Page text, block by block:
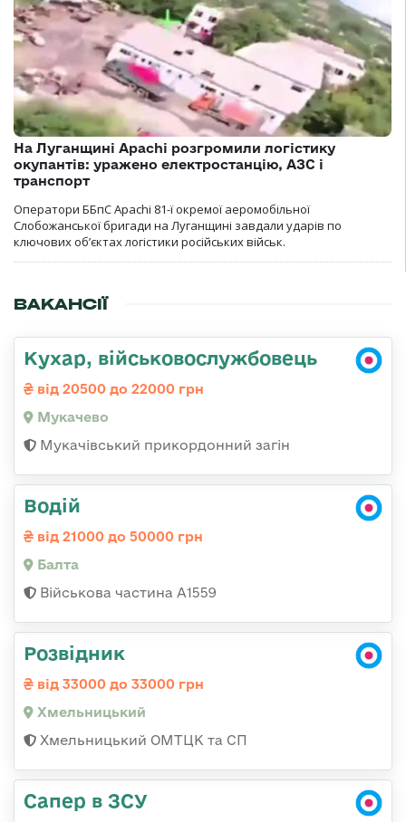
На Луганщині Apachi розгромили логістику
окупантів: уражено електростанцію, АЗС і
транспорт
Оператори ББпС Apachi 81-ї окремої аеромобільної
Слобожанської бригади на Луганщині завдали ударів по
ключових об’єктах логістики російських військ.
ВАКАНСІЇ
Кухар, військовослужбовець
від 20500 до 22000 грн
Мукачево
Мукачівський прикордонний загін
Водій
від 21000 до 50000 грн
Балта
Військова частина А1559
Розвідник
від 33000 до 33000 грн
Хмельницький
Хмельницький ОМТЦК та СП
Сапер в ЗСУ